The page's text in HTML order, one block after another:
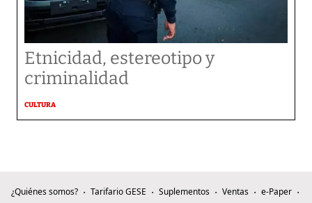
Etnicidad, estereotipo y
criminalidad
CULTURA
¿Quiénes somos? Tarifario GESE Suplementos Ventas
e-Paper